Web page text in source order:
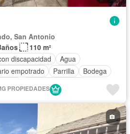
San Antonio
110 m²
discapacidad
Agua
empotrado Parrilla
Bodega
Cuarto de servicio
Jardín
Conserje
PROPIEDADES